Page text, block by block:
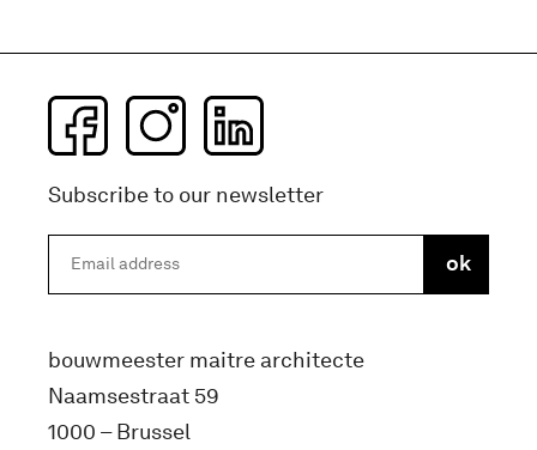
Subscribe to our newsletter
bouwmeester maitre architecte
Naamsestraat 59
1000 – Brussel